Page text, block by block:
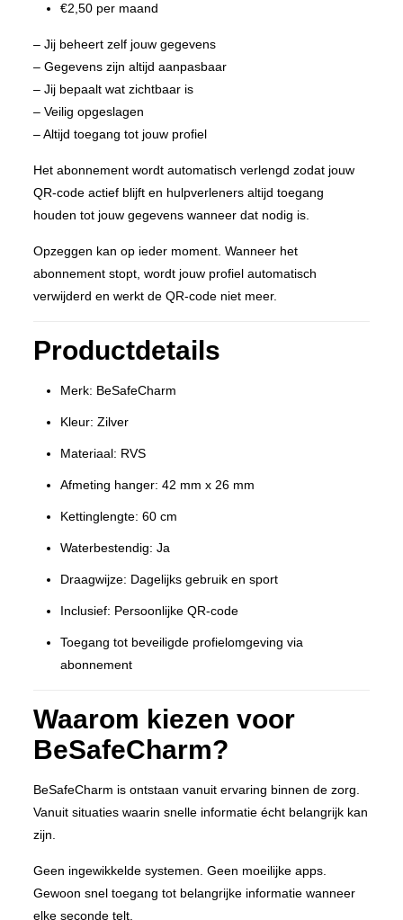
€2,50 per maand
– Jij beheert zelf jouw gegevens
– Gegevens zijn altijd aanpasbaar
– Jij bepaalt wat zichtbaar is
– Veilig opgeslagen
– Altijd toegang tot jouw profiel
Het abonnement wordt automatisch verlengd zodat jouw
QR-code actief blijft en hulpverleners altijd toegang
houden tot jouw gegevens wanneer dat nodig is.
Opzeggen kan op ieder moment. Wanneer het
abonnement stopt, wordt jouw profiel automatisch
verwijderd en werkt de QR-code niet meer.
Productdetails
Merk: BeSafeCharm
Kleur: Zilver
Materiaal: RVS
Afmeting hanger: 42 mm x 26 mm
Kettinglengte: 60 cm
Waterbestendig: Ja
Draagwijze: Dagelijks gebruik en sport
Inclusief: Persoonlijke QR-code
Toegang tot beveiligde profielomgeving via
abonnement
Waarom kiezen voor
BeSafeCharm?
BeSafeCharm is ontstaan vanuit ervaring binnen de zorg.
Vanuit situaties waarin snelle informatie écht belangrijk kan
zijn.
Geen ingewikkelde systemen. Geen moeilijke apps.
Gewoon snel toegang tot belangrijke informatie wanneer
elke seconde telt.